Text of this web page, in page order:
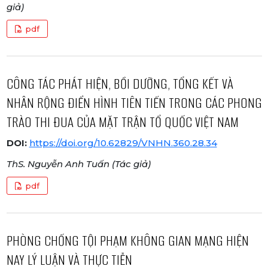
giả)
pdf
CÔNG TÁC PHÁT HIỆN, BỒI DƯỠNG, TỔNG KẾT VÀ
NHÂN RỘNG ĐIỂN HÌNH TIÊN TIẾN TRONG CÁC PHONG
TRÀO THI ĐUA CỦA MẶT TRẬN TỔ QUỐC VIỆT NAM
DOI: https://doi.org/10.62829/VNHN.360.28.34
ThS. Nguyễn Anh Tuấn (Tác giả)
pdf
PHÒNG CHỐNG TỘI PHẠM KHÔNG GIAN MẠNG HIỆN
NAY LÝ LUẬN VÀ THỰC TIỄN